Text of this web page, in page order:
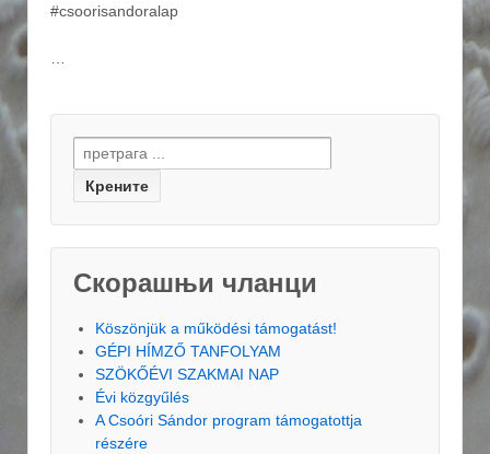
#csoorisandoralap
…
Search for:
Скорашњи чланци
Köszönjük a működési támogatást!
GÉPI HÍMZŐ TANFOLYAM
SZÖKŐÉVI SZAKMAI NAP
Évi közgyűlés
A Csoóri Sándor program támogatottja
részére